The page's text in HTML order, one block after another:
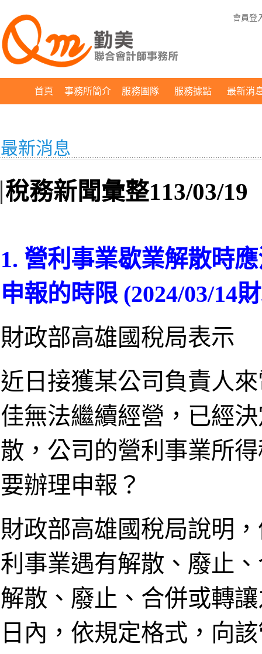
會員登
首頁 事務所簡介 服務團隊 服務據點 最新消
最新消息
稅務新聞彙整113/03/19
1. 營利事業歇業解散時
申報的時限 (2024/03/14
財政部高雄國稅局表示
近日接獲某公司負責人
佳無法繼續經營，已經
散，公司的營利事業所
要辦理申報？
財政部高雄國稅局說明
利事業遇有解散、廢止
解散、廢止、合併或轉
日內，依規定格式，向